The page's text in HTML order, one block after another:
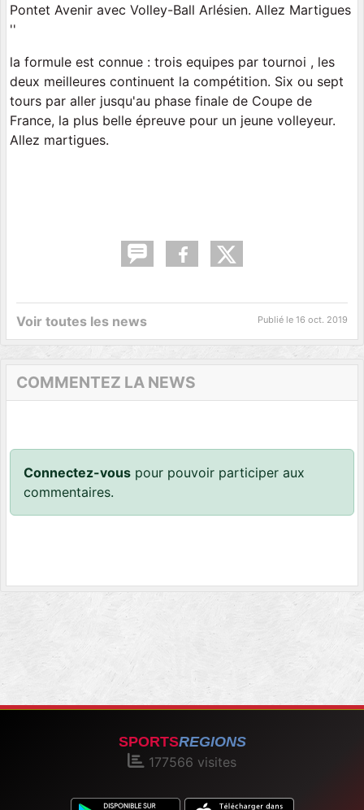
Pontet Avenir avec Volley-Ball Arlésien. Allez Martigues
''
la formule est connue : trois equipes par tournoi , les
deux meilleures continuent la compétition. Six ou sept
tours par aller jusqu'au phase finale de Coupe de
France, la plus belle épreuve pour un jeune volleyeur.
Allez martigues.
Voir toutes les news Publié le 16 oct. 2019
COMMENTEZ LA NEWS
Connectez-vous pour pouvoir participer aux
commentaires.
SPORTSREGIONS
177566 visites